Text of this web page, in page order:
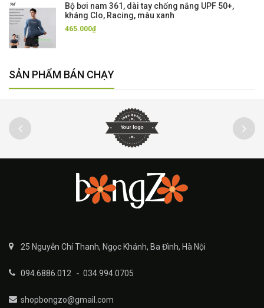
Bộ bơi nam 361, dài tay chống nắng UPF 50+,
kháng Clo, Racing, màu xanh
465.000₫
SẢN PHẨM BÁN CHẠY
25 Nguyễn Chí Thanh, Ngọc Khánh, Ba Đình, Hà Nội
094.6886.012 - 034.994.0705
shopbongzo@gmail.com